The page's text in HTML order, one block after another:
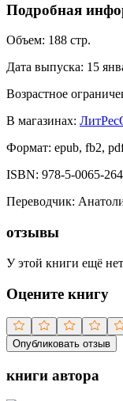
Подробная
Объем: 188 стр.
Дата выпуска: 15
Возрастное
В магазинах: ЛитРес
Формат: epub, fb2,
ISBN: 978-5-0065-
Переводчик:
отзывы
У этой книги ещё
Оцените книгу
Опубликовать отзыв
книги автора